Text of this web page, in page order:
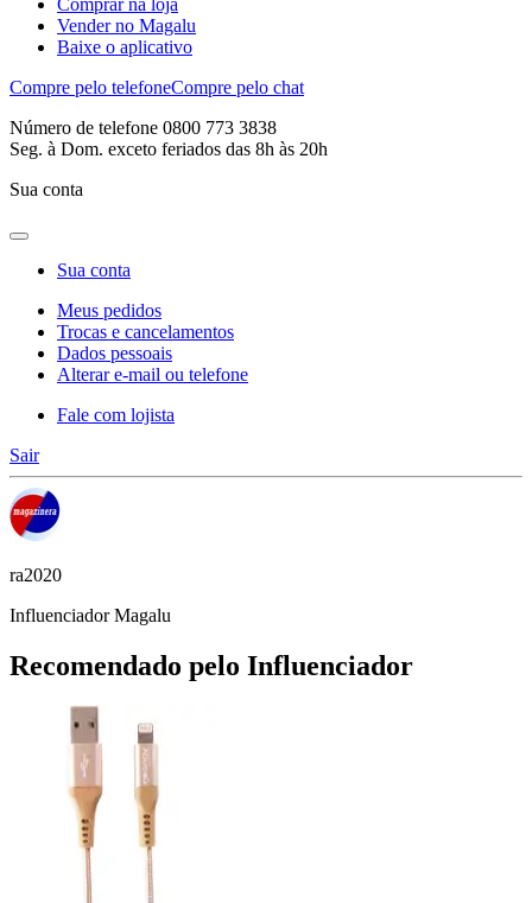
Vender no Magalu
Baixe o aplicativo
Compre pelo telefoneCompre pelo chat
Número de telefone 0800 773 3838
Seg. à Dom. exceto feriados das 8h às 20h
Sua conta
Sua conta
Meus pedidos
Trocas e cancelamentos
Dados pessoais
Alterar e-mail ou telefone
Fale com lojista
Sair
ra2020
Influenciador Magalu
Recomendado pelo Influenciador